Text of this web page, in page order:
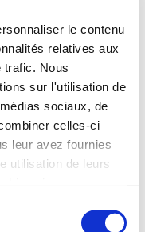
le contenu
relatives aux
trafic. Nous
sur l'utilisation de
sociaux, de
celles-ci
leur avez fournies
utilisation de leurs
le seul utilisateur
tout temps
de l’Espace. Il sera
escadre de chasse
base de Nancy qui se
ainsi qu’une demi-
2000 en France,